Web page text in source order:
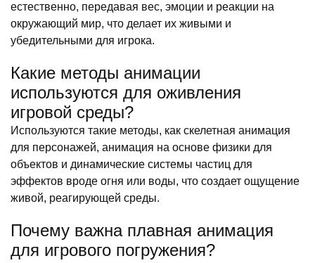
естественно, передавая вес, эмоции и реакции на
окружающий мир, что делает их живыми и
убедительными для игрока.
Какие методы анимации
используются для оживления
игровой среды?
Используются такие методы, как скелетная анимация
для персонажей, анимация на основе физики для
объектов и динамические системы частиц для
эффектов вроде огня или воды, что создает ощущение
живой, реагирующей среды.
Почему важна плавная анимация
для игрового погружения?